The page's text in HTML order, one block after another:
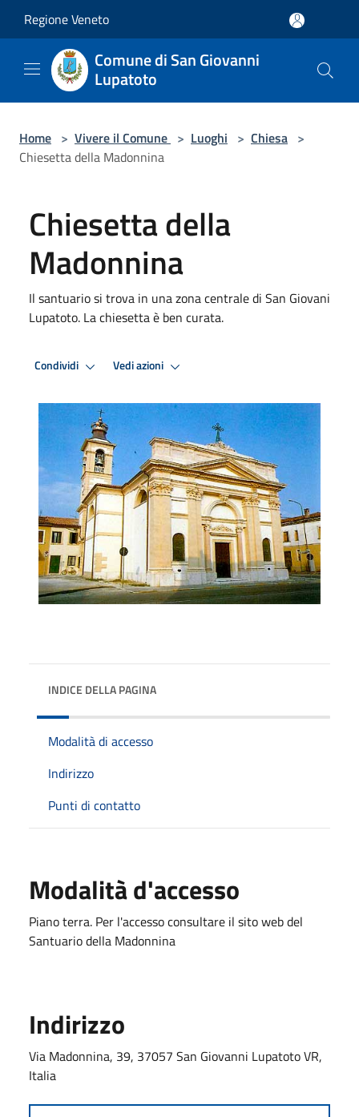
Regione Veneto
Comune di San Giovanni
Lupatoto
Home > Vivere il Comune > Luoghi > Chiesa >
Chiesetta della Madonnina
Chiesetta della
Madonnina
Il santuario si trova in una zona centrale di San Giovani
Lupatoto. La chiesetta è ben curata.
Condividi Vedi azioni
INDICE DELLA PAGINA
Modalità di accesso
Indirizzo
Punti di contatto
Modalità d'accesso
Piano terra. Per l'accesso consultare il sito web del
Santuario della Madonnina
Indirizzo
Via Madonnina, 39, 37057 San Giovanni Lupatoto VR,
Italia